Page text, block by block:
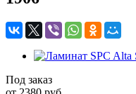
Под заказ